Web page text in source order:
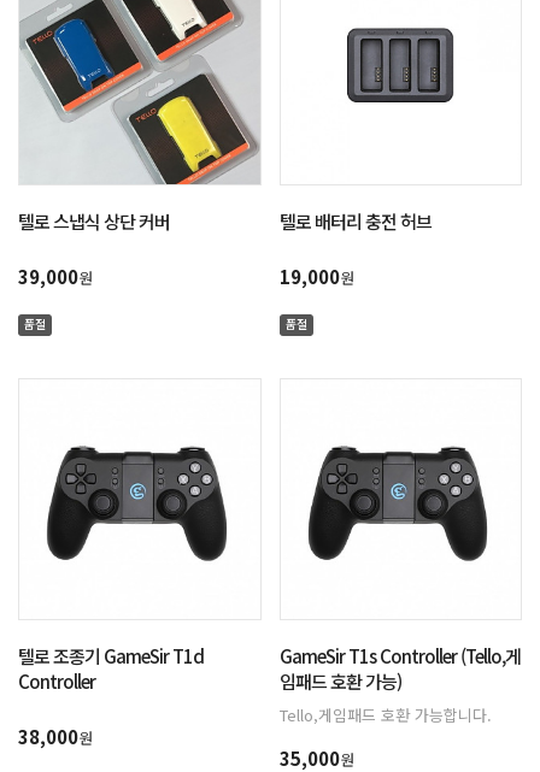
텔로 스냅식 상단 커버
39,000원
품절
텔로 배터리 충전 허브
19,000원
품절
텔로 조종기 GameSir T1d
Controller
38,000원
GameSir T1s Controller (Tello,게
임패드 호환 가능)
Tello,게임패드 호환 가능합니다.
35,000원